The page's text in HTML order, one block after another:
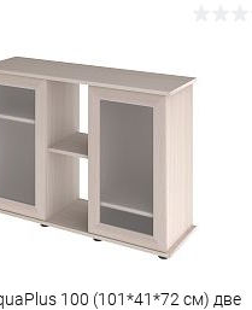
Сравнение
100 (101*41*72 см) две